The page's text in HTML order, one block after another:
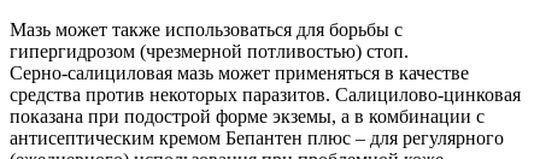
Мазь может также использоваться для борьбы с
гипергидрозом (чрезмерной потливостью) стоп.
Серно-салициловая мазь может применяться в качестве
средства против некоторых паразитов. Салицилово-цинковая
показана при подострой форме экземы, а в комбинации с
антисептическим кремом Бепантен плюс – для регулярного